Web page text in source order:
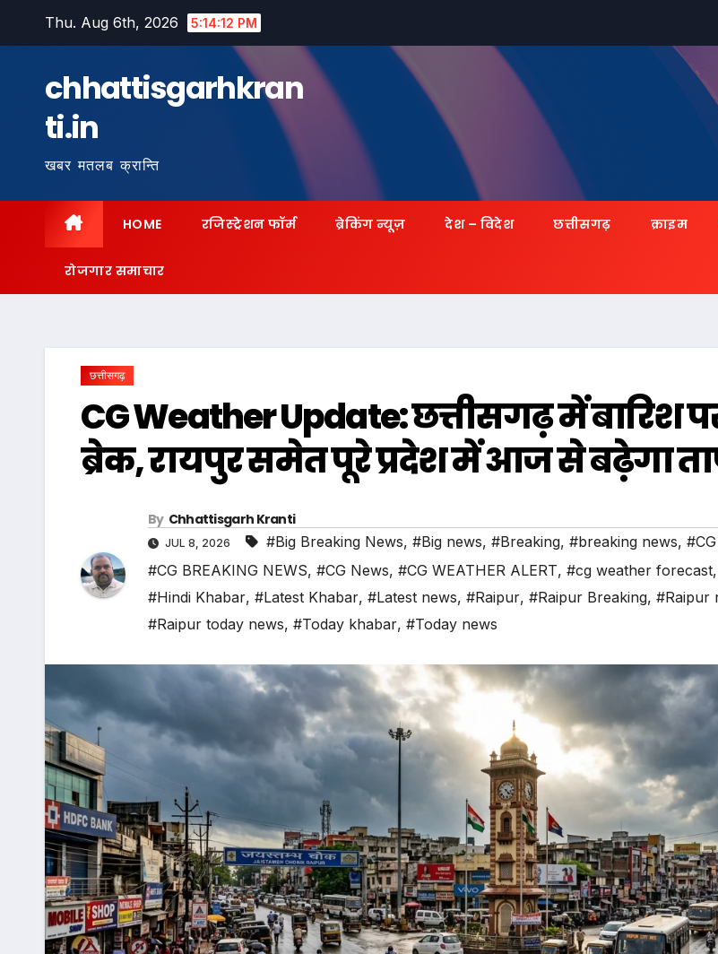
Thu. Aug 6th, 2026 5:14:14 PM
chhattisgarhkran
ti.in
खबर मतलब क्रान्ति
HOME रजिस्ट्रेशन फॉर्म ब्रेकिंग न्यूज़ देश – विदेश छत्तीसगढ़ क्राइम
रोजगार समाचार
छत्तीसगढ़
CG Weather Update: छत्तीसगढ़ में बारिश
ब्रेक, रायपुर समेत पूरे प्रदेश में आज से बढ़ेगा
By Chhattisgarh Kranti
JUL 8, 2026 #Big Breaking News, #Big news, #Breaking, #breaking news,
#CG BREAKING NEWS, #CG News, #CG WEATHER ALERT, #cg weather forecast,
#Hindi Khabar, #Latest Khabar, #Latest news, #Raipur, #Raipur Breaking, #Raipur
#Raipur today news, #Today khabar, #Today news